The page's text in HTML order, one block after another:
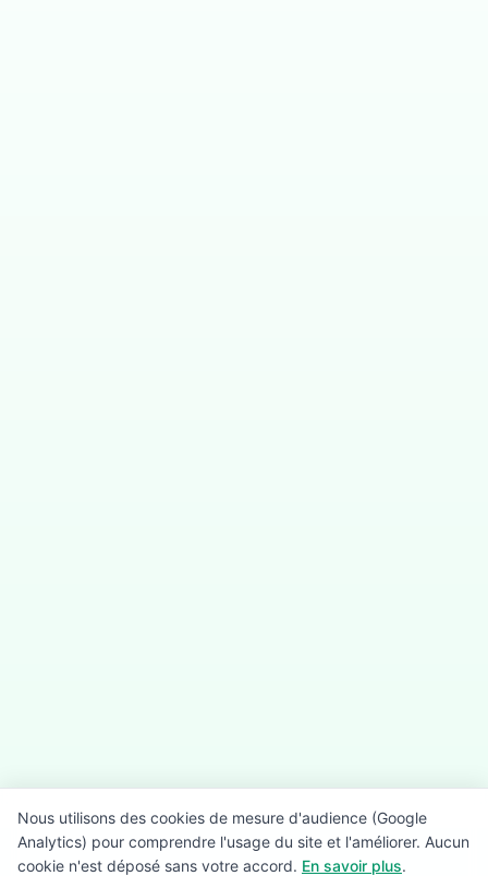
Nous utilisons des cookies de mesure d'audience (Google
Analytics) pour comprendre l'usage du site et l'améliorer. Aucun
cookie n'est déposé sans votre accord. En savoir plus.